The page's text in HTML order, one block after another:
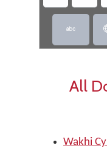

All
Wakhi